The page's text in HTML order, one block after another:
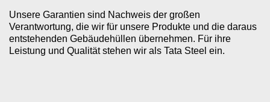
Unsere Garantien sind Nachweis der großen
Verantwortung, die wir für unsere Produkte und die daraus
entstehenden Gebäudehüllen übernehmen. Für ihre
Leistung und Qualität stehen wir als Tata Steel ein.